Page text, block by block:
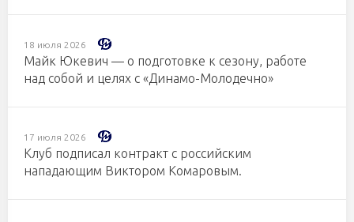
18 июля 2026
Майк Юкевич — о подготовке к сезону, работе
над собой и целях с «Динамо-Молодечно»
17 июля 2026
Клуб подписал контракт с российским
нападающим Виктором Комаровым.